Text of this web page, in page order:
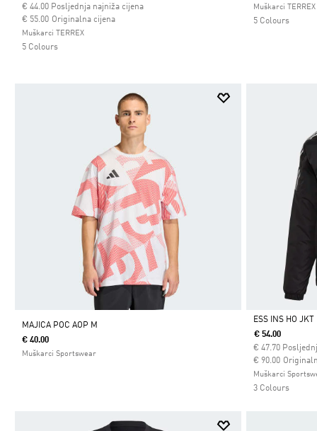
Da
€ 44.00 Posljednja najniža cijena
Originalna cijena
Cijena umanjena od
€ 55.00za
Muškarci TERREX
5 Colours
DaMuškarci TERREX
5 Colours
MAJICA POC AOP M
€ 40.00
Muškarci Sportswear
Da
ESS INS HO JKT
€ 54.00
€ 47.70
Cijena umanjena
€ 90.00za
Muškarci
3 Colours